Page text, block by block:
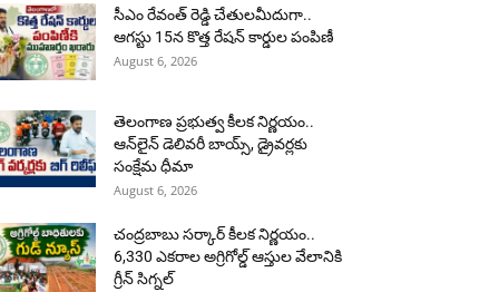
సీఎం రేవంత్ రెడ్డి చేతులమీదుగా..
ఆగస్టు 15న కొత్త రేషన్ కార్డుల పంపిణీ
August 6, 2026
తెలంగాణ ప్రభుత్వ కీలక నిర్ణయం..
ఆన్‌లైన్ డెలివరీ బాయ్స్, డ్రైవర్లకు
సంక్షేమ ధీమా
August 6, 2026
చంద్రబాబు సర్కార్ కీలక నిర్ణయం..
6,330 ఎకరాల అగ్రిగోల్డ్ ఆస్తుల వేలానికి
గ్రీన్ సిగ్నల్